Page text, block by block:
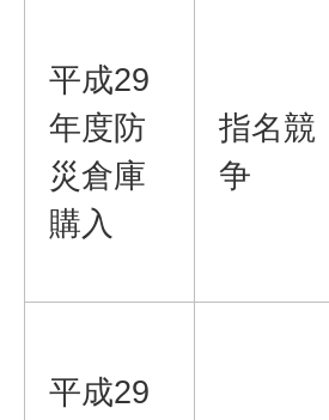
平成29
年度防
災倉庫
購入
指名競
争
平成29